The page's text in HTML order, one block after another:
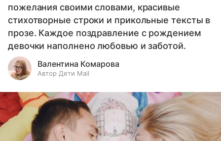
пожелания своими словами, красивые
стихотворные строки и прикольные тексты в
прозе. Каждое поздравление с рождением
девочки наполнено любовью и заботой.
Валентина Комарова
Автор Дети Mail